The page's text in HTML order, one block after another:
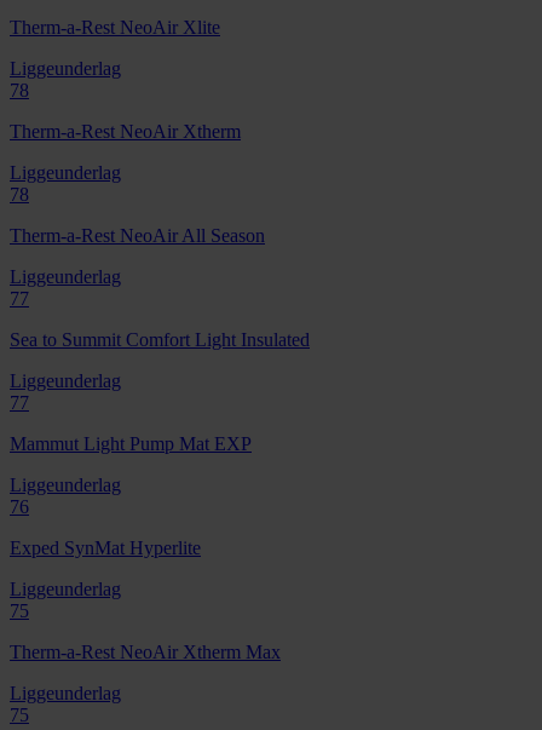
Therm-a-Rest NeoAir Xlite
Liggeunderlag
78
Therm-a-Rest NeoAir Xtherm
Liggeunderlag
78
Therm-a-Rest NeoAir All Season
Liggeunderlag
77
Sea to Summit Comfort Light Insulated
Liggeunderlag
77
Mammut Light Pump Mat EXP
Liggeunderlag
76
Exped SynMat Hyperlite
Liggeunderlag
75
Therm-a-Rest NeoAir Xtherm Max
Liggeunderlag
75